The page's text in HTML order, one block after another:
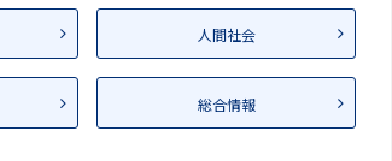
人間社会
総合情報